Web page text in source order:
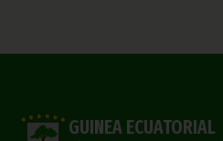
GUINEA ECUATORIAL